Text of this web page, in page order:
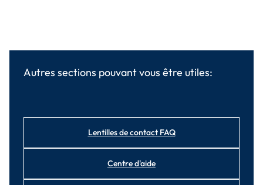
Autres sections pouvant vous être utiles:
Lentilles de contact FAQ
Centre d'aide